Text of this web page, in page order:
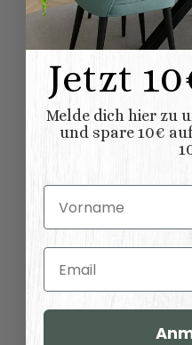
Möbelkategorie:
Kollektionen
Landhausmöbel:
Variationen:
Artikelgewicht:
Abmessungen (L
x B/T x H) (
Länge × Breite ×
Höhe ):
Jetzt
Melde dich hier zu
und spare 10€
Vorname
Email